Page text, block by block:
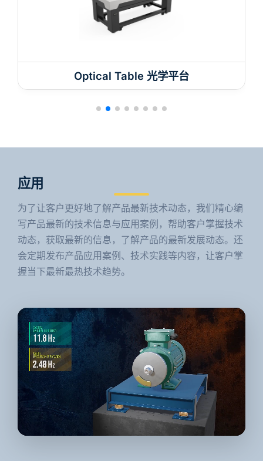
Optical Table 光学平台
应用
为了让客户更好地了解产品最新技术动态，我们精心编
写产品最新的技术信息与应用案例，帮助客户掌握技术
动态，获取最新的信息，了解产品的最新发展动态。还
会定期发布产品应用案例、技术实践等内容，让客户掌
握当下最新最热技术趋势。